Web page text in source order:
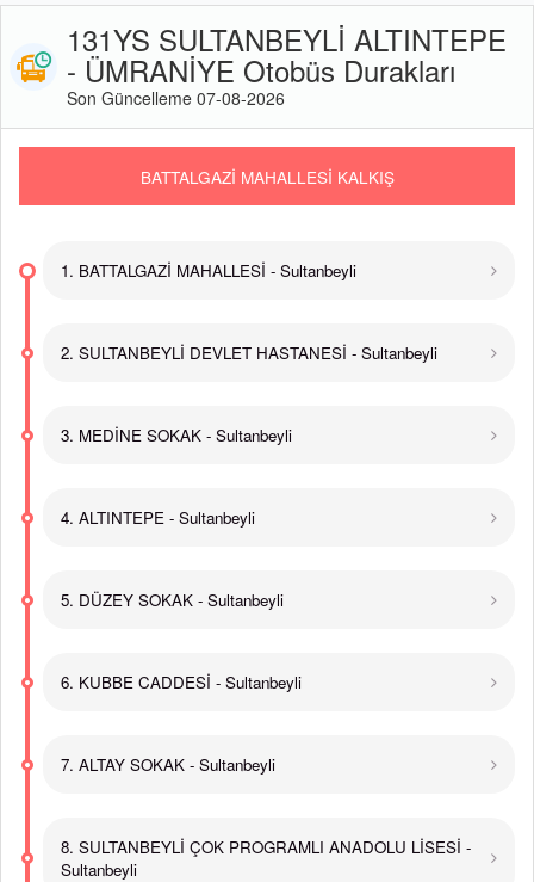
131YS SULTANBEYLİ ALTINTEPE
- ÜMRANİYE Otobüs Durakları
Son Güncelleme 07-08-2026
BATTALGAZİ MAHALLESİ KALKIŞ
1. BATTALGAZİ MAHALLESİ - Sultanbeyli
2. SULTANBEYLİ DEVLET HASTANESİ - Sultanbeyli
3. MEDİNE SOKAK - Sultanbeyli
4. ALTINTEPE - Sultanbeyli
5. DÜZEY SOKAK - Sultanbeyli
6. KUBBE CADDESİ - Sultanbeyli
7. ALTAY SOKAK - Sultanbeyli
8. SULTANBEYLİ ÇOK PROGRAMLI ANADOLU LİSESİ -
Sultanbeyli